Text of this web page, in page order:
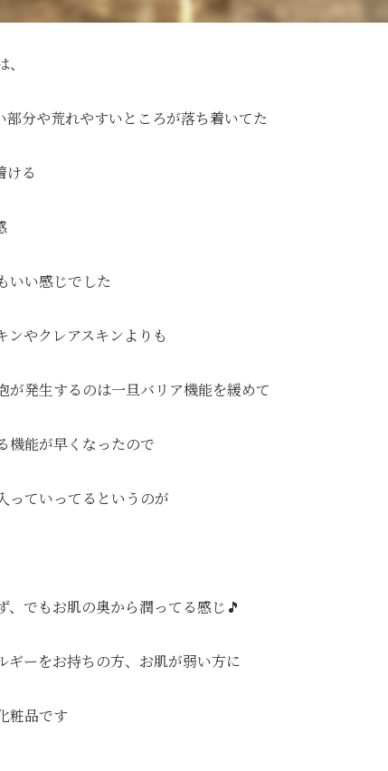
部分や荒れやすいところが落ち着いてた
ける
いい感じでした
ンやクレアスキンよりも
が発生するのは一旦バリア機能を緩めて
機能が早くなったので
っていってるというのが
、でもお肌の奥から潤ってる感じ🎵
ギーをお持ちの方、お肌が弱い方に
粧品です